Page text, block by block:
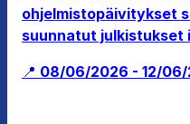
ohjelmistopäivitykset
suunnatut julkistukset
📍 08/06/2026 - 12/